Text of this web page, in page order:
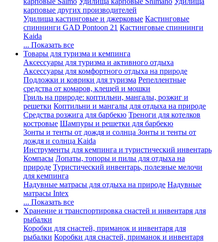
карповые других производителей
Удилища кастинговые и джерковые Кастинговые
спиннинги GAD Pontoon 21 Кастинговые спиннинги
Kaida
... Показать все
Товары для туризма и кемпинга
Аксессуары для туризма и активного отдыха
Аксессуары для комфортного отдыха на природе
Подложки и коврики для туризма Репеллентные
средства от комаров, клещей и мошки
Гриль на природе: коптильни, мангалы, розжиг и
решетки Коптильни и мангалы для отдыха на природе
Средства розжига для барбекю Треноги для котелков
костровые Шампуры и решетки для барбекю
Зонты и тенты от дождя и солнца Зонты и тенты от
дождя и солнца Kaida
Инструменты для кемпинга и туристический инвентарь
Компасы Лопаты, топоры и пилы для отдыха на
природе Туристический инвентарь, полезные мелочи
для кемпинга
Надувные матрасы для отдыха на природе Надувные
матрасы Intex
... Показать все
Хранение и транспортировка снастей и инвентаря для
рыбалки
Коробки для снастей, приманок и инвентаря для
рыбалки Коробки для снастей, приманок и инвентаря